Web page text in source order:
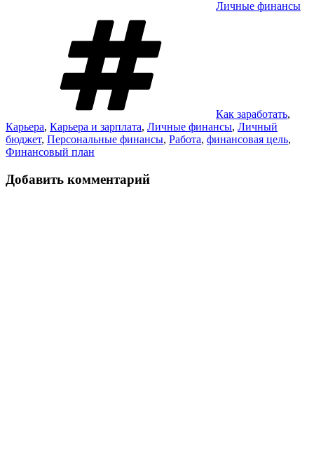
Личные финансы
Как заработать,
Карьера, Карьера и зарплата, Личные финансы, Личный
бюджет, Персональные финансы, Работа, финансовая цель,
Финансовый план
Добавить комментарий